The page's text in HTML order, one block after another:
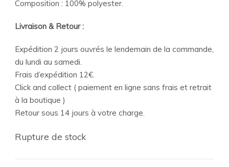
Composition : 100% polyester.
Livraison & Retour :
Expédition 2 jours ouvrés le lendemain de la commande,
du lundi au samedi.
Frais d’expédition 12€.
Click and collect ( paiement en ligne sans frais et retrait
à la boutique )
Retour sous 14 jours à votre charge.
Rupture de stock